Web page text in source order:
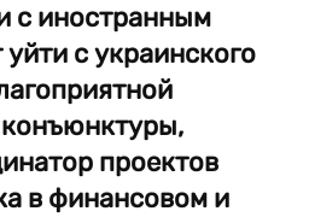
с иностранным
с украинского
проектов
в финансовом и